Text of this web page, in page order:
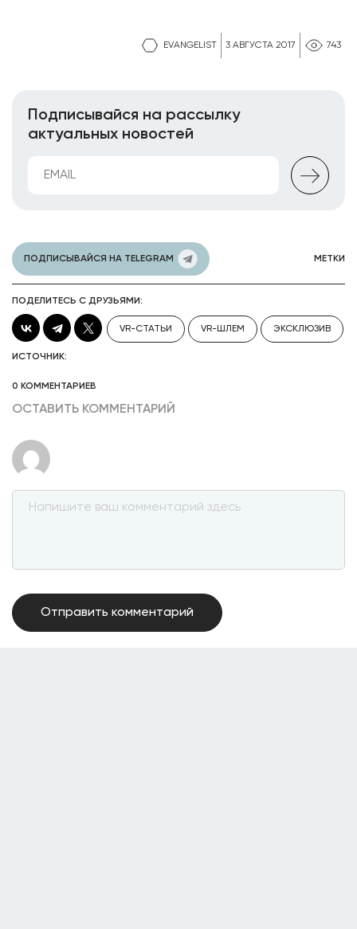
EVANGELIST 3 АВГУСТА 2017 743
Подписывайся на рассылку
актуальных новостей
ПОДПИСЫВАЙСЯ НА TELEGRAM МЕТКИ
ПОДЕЛИТЕСЬ С ДРУЗЬЯМИ:
VR-СТАТЬИ VR-ШЛЕМ ЭКСКЛЮЗИВ
ИСТОЧНИК:
0 КОММЕНТАРИЕВ
ОСТАВИТЬ КОММЕНТАРИЙ